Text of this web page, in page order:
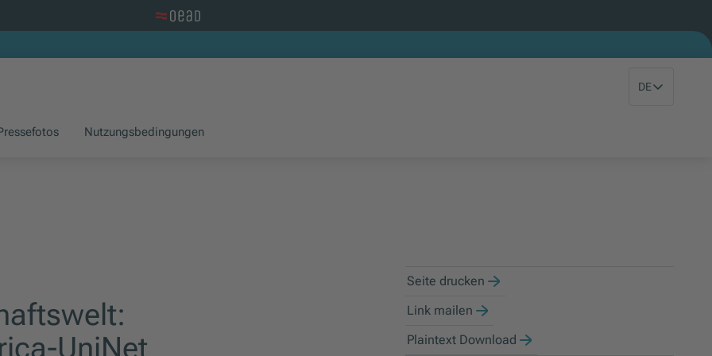
DE
Nutzungsbedingungen
UniNet
Seite drucken
Link mailen
Plaintext Download